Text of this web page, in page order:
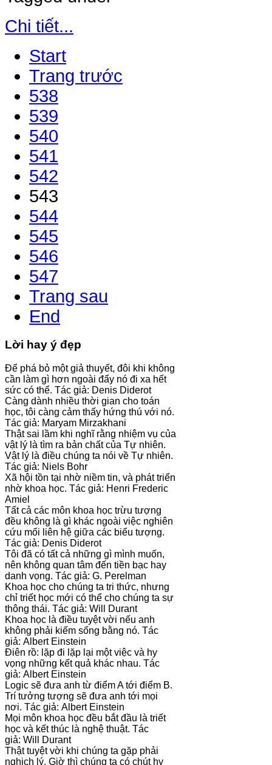
Chi tiết...
Start
Trang trước
538
539
540
541
542
543
544
545
546
547
Trang sau
End
Lời hay ý đẹp
Để phá bỏ một giả thuyết, đôi khi không
cần làm gì hơn ngoài đẩy nó đi xa hết
sức có thể. Tác giả: Denis Diderot
Càng dành nhiều thời gian cho toán
học, tôi càng cảm thấy hứng thú với nó.
Tác giả: Maryam Mirzakhani
Thật sai lầm khi nghĩ rằng nhiệm vụ của
vật lý là tìm ra bản chất của Tự nhiên.
Vật lý là điều chúng ta nói về Tự nhiên.
Tác giả: Niels Bohr
Xã hội tồn tại nhờ niềm tin, và phát triển
nhờ khoa học. Tác giả: Henri Frederic
Amiel
Tất cả các môn khoa học trừu tượng
đều không là gì khác ngoài việc nghiên
cứu mối liên hệ giữa các biểu tượng.
Tác giả: Denis Diderot
Tôi đã có tất cả những gì mình muốn,
nên không quan tâm đến tiền bạc hay
danh vọng. Tác giả: G. Perelman
Khoa học cho chúng ta tri thức, nhưng
chỉ triết học mới có thể cho chúng ta sự
thông thái. Tác giả: Will Durant
Khoa học là điều tuyệt vời nếu anh
không phải kiếm sống bằng nó. Tác
giả: Albert Einstein
Điên rồ: lặp đi lặp lại một việc và hy
vọng những kết quả khác nhau. Tác
giả: Albert Einstein
Logic sẽ đưa anh từ điểm A tới điểm B.
Trí tưởng tượng sẽ đưa anh tới mọi
nơi. Tác giả: Albert Einstein
Mọi môn khoa học đều bắt đầu là triết
học và kết thúc là nghệ thuật. Tác
giả: Will Durant
Thật tuyệt vời khi chúng ta gặp phải
nghịch lý. Giờ thì chúng ta có chút hy